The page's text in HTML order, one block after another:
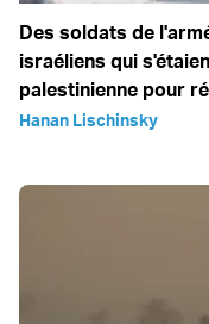
Des soldats de
israéliens qui
palestinienne pour
Hanan Lischinsky